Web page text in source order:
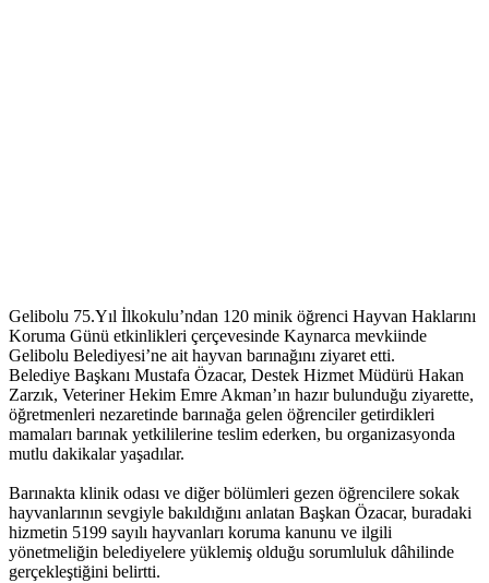
Gelibolu 75.Yıl İlkokulu’ndan 120 minik öğrenci Hayvan Haklarını
Koruma Günü etkinlikleri çerçevesinde Kaynarca mevkiinde
Gelibolu Belediyesi’ne ait hayvan barınağını ziyaret etti.
Belediye Başkanı Mustafa Özacar, Destek Hizmet Müdürü Hakan
Zarzık, Veteriner Hekim Emre Akman’ın hazır bulunduğu ziyarette,
öğretmenleri nezaretinde barınağa gelen öğrenciler getirdikleri
mamaları barınak yetkililerine teslim ederken, bu organizasyonda
mutlu dakikalar yaşadılar.
Barınakta klinik odası ve diğer bölümleri gezen öğrencilere sokak
hayvanlarının sevgiyle bakıldığını anlatan Başkan Özacar, buradaki
hizmetin 5199 sayılı hayvanları koruma kanunu ve ilgili
yönetmeliğin belediyelere yüklemiş olduğu sorumluluk dâhilinde
gerçekleştiğini belirtti.